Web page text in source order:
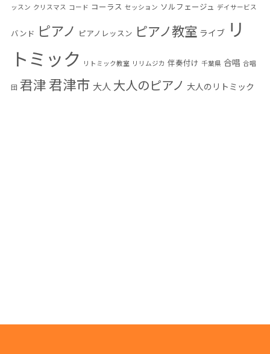
ッスン クリスマス コード コーラス セッション ソルフェージュ デイサービス
バンド ピアノ ピアノレッスン ピアノ教室 ライブ リ
トミック リトミック教室 リリムジカ 伴奏付け 千葉県 合唱 合唱
団 君津君津市 大人 大人のピアノ 大人のリトミック